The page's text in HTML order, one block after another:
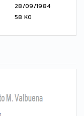
28/09/1984
58 KG